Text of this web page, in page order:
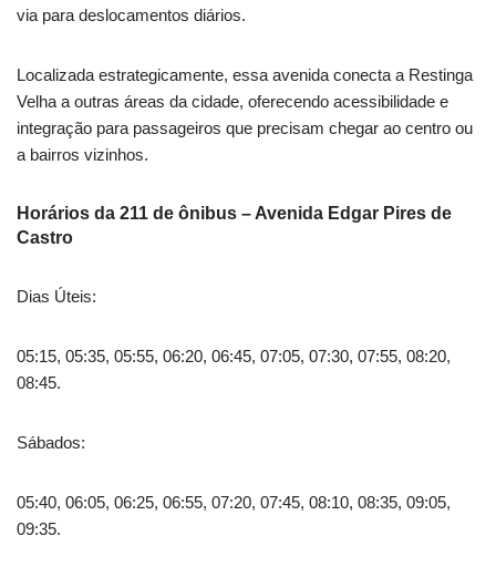
via para deslocamentos diários.
Localizada estrategicamente, essa avenida conecta a Restinga
Velha a outras áreas da cidade, oferecendo acessibilidade e
integração para passageiros que precisam chegar ao centro ou
a bairros vizinhos.
Horários da 211 de ônibus – Avenida Edgar Pires de
Castro
Dias Úteis:
05:15, 05:35, 05:55, 06:20, 06:45, 07:05, 07:30, 07:55, 08:20,
08:45.
Sábados:
05:40, 06:05, 06:25, 06:55, 07:20, 07:45, 08:10, 08:35, 09:05,
09:35.